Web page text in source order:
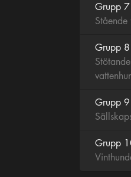
Grupp 7
Grupp 8
Grupp 9
Grupp